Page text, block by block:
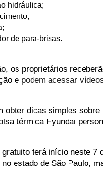
hidráulica;
de para-brisas.
os proprietários
e podem acessar
obter dicas simples
térmica Hyundai
terá início neste 7
no estado de São Paulo,